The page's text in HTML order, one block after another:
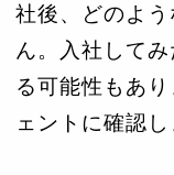
社後、どのよ
ん。入社して
る可能性もあ
ェントに確認し